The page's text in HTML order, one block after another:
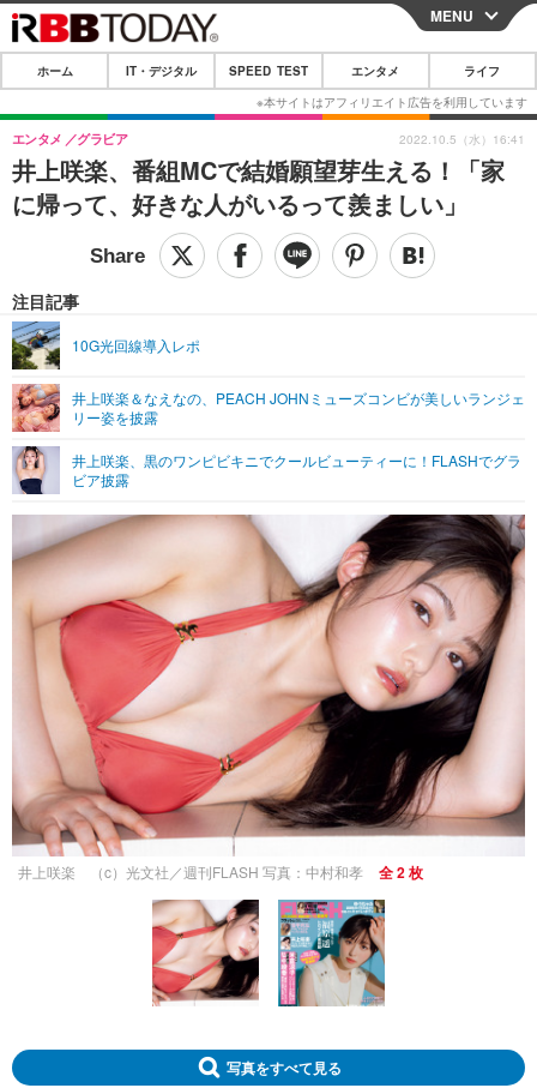
CLOSE
ホーム
IT・デジタル
IT・デジタルTOP スマートフォン
ショッピング その他
SPEED TEST
エンタメTOP 映画・ドラマ
グラビア
ショッピング その他
ライフTOP
その他
リリース一覧
プッシュ通知の停止方法
MENU
ホーム IT・デジタル SPEED TEST エンタメ ライフ
井上咲楽、番組MCで結婚願望芽生える！「家
に帰って、好きな人がいるって羨ましい」
エンタメ グラビア
注目記事
10G光回線導入レポ
井上咲楽＆なえなの、PEACH JOHNミューズコンビが美しいランジェ
リー姿を披露
井上咲楽、黒のワンピビキニでクールビューティーに！FLASHでグラ
ビア披露
2022.10.5（水）16:41
井上咲楽 （c）光文社／週刊FLASH 写真：中村和孝 全 2 枚
写真をすべて見る